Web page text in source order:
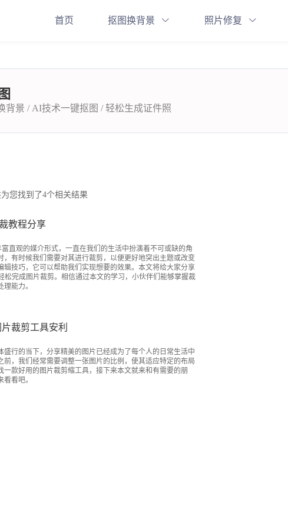
首页 抠图换背景 照片修复
背景 / AI技术一键抠图 / 轻松生成证件照
您找到了4个相关结果
教程分享
直观的媒介形式，一直在我们的生活中扮演着不可或缺的角
，有时候我们需要对其进行裁剪，以便更好地突出主题或改变
辑技巧，它可以帮助我们实现想要的效果。本文将给大家分享
松完成图片裁剪。相信通过本文的学习，小伙伴们能够掌握裁
能力。
裁剪工具安利
盛行的当下，分享精美的图片已经成为了每个人的日常生活中
前，我们经常需要调整一张图片的比例，使其适应特定的布局
款好用的图片裁剪缩工具，接下来本文就来和有需要的朋
看吧。